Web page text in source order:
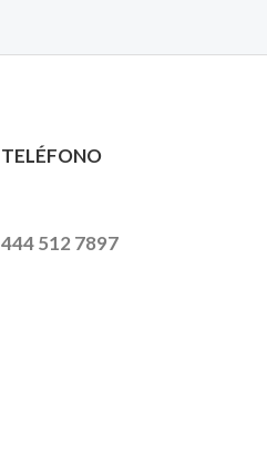
TELÉFONO
444 512 7897